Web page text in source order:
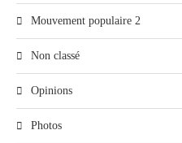
Mouvement populaire 2
Non classé
Opinions
Photos